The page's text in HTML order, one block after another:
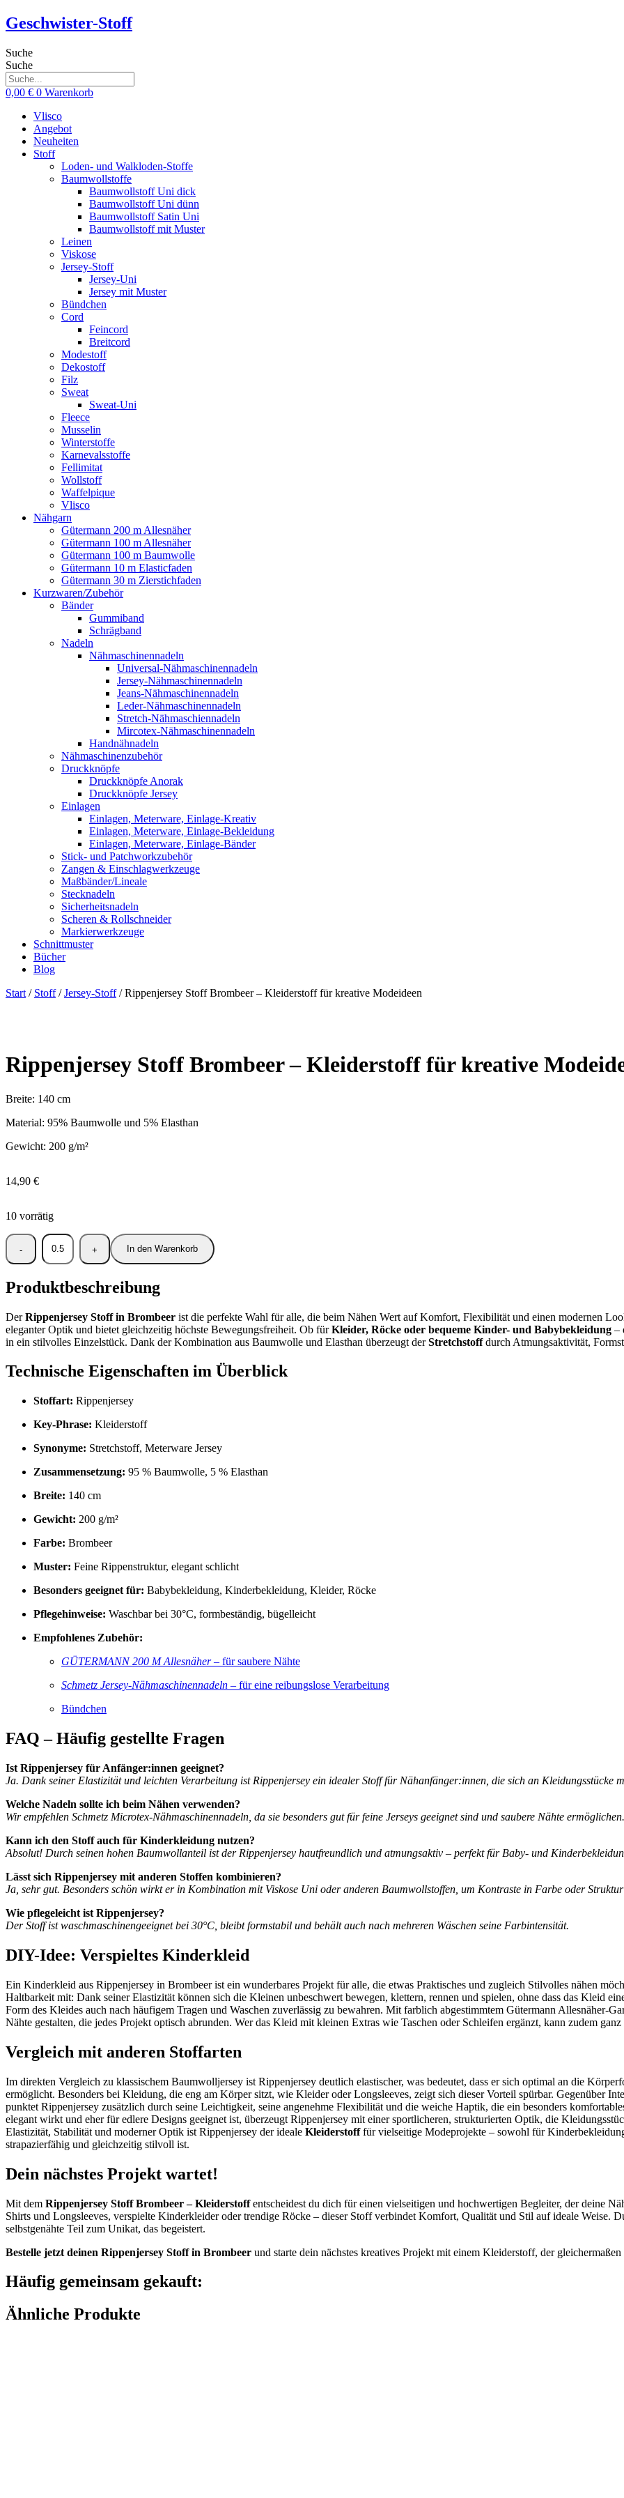
Zum
Inhalt
Geschwister-Stoff
Suche
Suche
0,00 € 0 Warenkorb
Vlisco
Angebot
Neuheiten
Stoff
Loden- und Walkloden-Stoffe
Baumwollstoffe
Baumwollstoff Uni dick
Baumwollstoff Uni dünn
Baumwollstoff Satin Uni
Baumwollstoff mit Muster
Leinen
Viskose
Jersey-Stoff
Jersey-Uni
Jersey mit Muster
Bündchen
Cord
Feincord
Breitcord
Modestoff
Dekostoff
Filz
Sweat
Sweat-Uni
Fleece
Musselin
Winterstoffe
Karnevalsstoffe
Fellimitat
Wollstoff
Waffelpique
Vlisco
Nähgarn
Gütermann 200 m Allesnäher
Gütermann 100 m Allesnäher
Gütermann 100 m Baumwolle
Gütermann 10 m Elasticfaden
Gütermann 30 m Zierstichfaden
Kurzwaren/Zubehör
Bänder
Gummiband
Schrägband
Nadeln
Nähmaschinennadeln
Universal-Nähmaschinennadeln
Jersey-Nähmaschinennadeln
Jeans-Nähmaschinennadeln
Leder-Nähmaschinennadeln
Stretch-Nähmaschiennadeln
Mircotex-Nähmaschinennadeln
Handnähnadeln
Nähmaschinenzubehör
Druckknöpfe
Druckknöpfe Anorak
Druckknöpfe Jersey
Einlagen
Einlagen, Meterware, Einlage-Kreativ
Einlagen, Meterware, Einlage-Bekleidung
Einlagen, Meterware, Einlage-Bänder
Stick- und Patchworkzubehör
Zangen & Einschlagwerkzeuge
Maßbänder/Lineale
Stecknadeln
Sicherheitsnadeln
Scheren & Rollschneider
Markierwerkzeuge
Schnittmuster
Bücher
Blog
Start / Stoff/Jersey-Stoff/ Rippenjersey Stoff Brombeer – Kleiderstoff für kreative Modeideen
Rippenjersey Stoff Brombeer – Kleiderstoff für kreative
Breite: 140 cm
Material: 95% Baumwolle und 5% Elasthan
Gewicht: 200 g/m²
14,90 €
10 vorrätig
In den Warenkorb
Produktbeschreibung
DerRippenjersey Stoff in Brombeer ist die perfekte Wahl für alle, die beim Nähen Wert auf Komfort, Flexibilität und einen modernen
eleganter Optik und bietet gleichzeitig höchste Bewegungsfreiheit. Ob fürKleider, Röcke oder bequeme Kinder- und Babybekleidung –
in ein stilvolles Einzelstück. Dank der Kombination aus Baumwolle und Elasthan überzeugt derStretchstoffdurch Atmungsaktivität,
Technische Eigenschaften im Überblick
Stoffart: Rippenjersey
Key-Phrase: Kleiderstoff
Synonyme: Stretchstoff, Meterware Jersey
Zusammensetzung: 95 % Baumwolle, 5 % Elasthan
Breite: 140 cm
Gewicht: 200 g/m²
Farbe: Brombeer
Muster: Feine Rippenstruktur, elegant schlicht
Besonders geeignet für: Babybekleidung, Kinderbekleidung, Kleider, Röcke
Pflegehinweise: Waschbar bei 30°C, formbeständig, bügelleicht
Empfohlenes Zubehör:
GÜTERMANN 200 M Allesnäher– für saubere Nähte
Schmetz Jersey-Nähmaschinennadeln – für eine reibungslose Verarbeitung
Bündchen
FAQ – Häufig gestellte Fragen
Ist Rippenjersey für Anfänger:innen geeignet?
Ja. Dank seiner Elastizität und leichten Verarbeitung ist Rippenjersey ein idealer Stoff für Nähanfänger:innen, die sich an Kleidungsstücke
Welche Nadeln sollte ich beim Nähen verwenden?
Wir empfehlen Schmetz Microtex-Nähmaschinennadeln, da sie besonders gut für feine Jerseys geeignet sind und saubere Nähte ermöglichen.
Kann ich den Stoff auch für Kinderkleidung nutzen?
Absolut! Durch seinen hohen Baumwollanteil ist der Rippenjersey hautfreundlich und atmungsaktiv – perfekt für Baby- und
Lässt sich Rippenjersey mit anderen Stoffen kombinieren?
Ja, sehr gut. Besonders schön wirkt er in Kombination mit Viskose Uni oder anderen Baumwollstoffen, um Kontraste in Farbe oder Struktur
Wie pflegeleicht ist Rippenjersey?
Der Stoff ist waschmaschinengeeignet bei 30°C, bleibt formstabil und behält auch nach mehreren Wäschen seine Farbintensität.
DIY-Idee: Verspieltes Kinderkleid
Ein Kinderkleid aus Rippenjersey in Brombeer ist ein wunderbares Projekt für alle, die etwas Praktisches und zugleich Stilvolles nähen
Haltbarkeit mit: Dank seiner Elastizität können sich die Kleinen unbeschwert bewegen, klettern, rennen und spielen, ohne dass das Kleid
Form des Kleides auch nach häufigem Tragen und Waschen zuverlässig zu bewahren. Mit farblich abgestimmtem Gütermann Allesnäher-
Nähte gestalten, die jedes Projekt optisch abrunden. Wer das Kleid mit kleinen Extras wie Taschen oder Schleifen ergänzt, kann zudem
Vergleich mit anderen Stoffarten
Im direkten Vergleich zu klassischem Baumwolljersey ist Rippenjersey deutlich elastischer, was bedeutet, dass er sich optimal an die
ermöglicht. Besonders bei Kleidung, die eng am Körper sitzt, wie Kleider oder Longsleeves, zeigt sich dieser Vorteil spürbar. Gegenüber
punktet Rippenjersey zusätzlich durch seine Leichtigkeit, seine angenehme Flexibilität und die weiche Haptik, die ein besonders
elegant wirkt und eher für edlere Designs geeignet ist, überzeugt Rippenjersey mit einer sportlicheren, strukturierten Optik, die
Elastizität, Stabilität und moderner Optik ist Rippenjersey der ideale Kleiderstofffür vielseitige Modeprojekte – sowohl für
strapazierfähig und gleichzeitig stilvoll ist.
Dein nächstes Projekt wartet!
Mit dem Rippenjersey Stoff Brombeer – Kleiderstoffentscheidest du dich für einen vielseitigen und hochwertigen Begleiter, der deine
Shirts und Longsleeves, verspielte Kinderkleider oder trendige Röcke – dieser Stoff verbindet Komfort, Qualität und Stil auf ideale Weise.
selbstgenähte Teil zum Unikat, das begeistert.
Bestelle jetzt deinen Rippenjersey Stoff in Brombeer und starte dein nächstes kreatives Projekt mit einem Kleiderstoff, der
Häufig gemeinsam gekauft:
Ähnliche Produkte